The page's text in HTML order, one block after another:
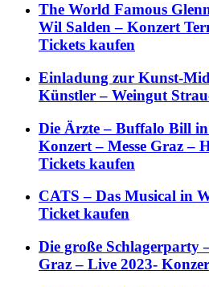
The World Famous
Wil Salden – Konzert
Tickets kaufen
Einladung zur Kunst-
Künstler – Weingut
Die Ärzte – Buffalo Bill
Konzert – Messe Graz –
Tickets kaufen
CATS – Das Musical in
Ticket kaufen
Die große Schlagerparty
Graz – Live 2023-